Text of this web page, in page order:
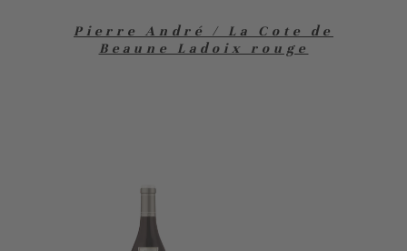
Pierre André / La Cote de
Beaune Ladoix rouge